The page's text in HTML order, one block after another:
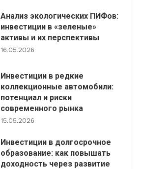
Анализ экологических ПИФов:
инвестиции в «зеленые»
активы и их перспективы
16.05.2026
Инвестиции в редкие
коллекционные автомобили:
потенциал и риски
современного рынка
15.05.2026
Инвестиции в долгосрочное
образование: как повышать
доходность через развитие